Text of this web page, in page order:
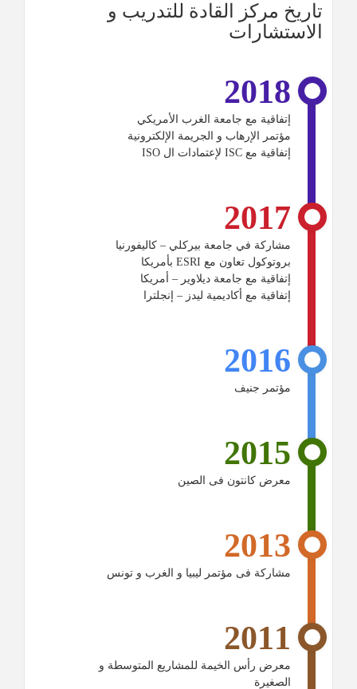
تاريخ مركز القادة للتدريب و
الاستشارات
2018
إتفاقية مع جامعة الغرب الأمريكي
مؤتمر الإرهاب و الجريمة الإلكترونية
إتفاقية مع ISC لإعتمادات ال ISO
2017
مشاركة في جامعة بيركلي – كاليفورنيا
بروتوكول تعاون مع ESRI بأمريكا
إتفاقية مع جامعة ديلاوير – أمريكا
إتفاقية مع أكاديمية ليدز – إنجلترا
2016
مؤتمر جنيف
2015
معرض كانتون فى الصين
2013
مشاركة فى مؤتمر ليبيا و الغرب و تونس
2011
معرض رأس الخيمة للمشاريع المتوسطة و
الصغيرة